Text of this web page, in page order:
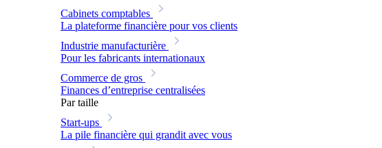
Cabinets comptables
La plateforme financière pour vos clients
Industrie manufacturière
Pour les fabricants internationaux
Commerce de gros
Finances d’entreprise centralisées
Par taille
Start-ups
La pile financière qui grandit avec vous